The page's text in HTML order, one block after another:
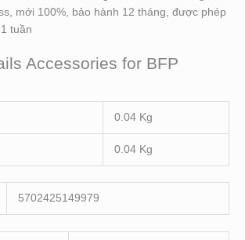
mới 100%, bảo hành 12 tháng, được phép
tuần
Accessories for BFP
0.04 Kg
0.04 Kg
5702425149979